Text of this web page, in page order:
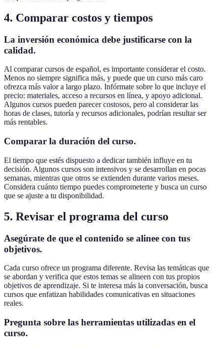
4. Comparar costos y tiempos
La inversión económica debe justificarse con la
calidad.
Al comparar cursos de español, es importante considerar el costo.
Menos no siempre significa más, y puede que un curso más caro
ofrezca más valor a largo plazo. Infórmate sobre lo que incluye el
precio: materiales, acceso a recursos en línea, y apoyo adicional.
Algunos cursos pueden parecer costosos, pero al considerar las
horas de clases, tutoría y recursos adicionales, podrían resultar ser
más rentables.
Comparar la duración del curso.
El tiempo que estés dispuesto a dedicar también influye en tu
decisión. Algunos cursos son intensivos y se desarrollan en pocas
semanas, mientras que otros se extienden durante varios meses.
Considera cuánto tiempo puedes comprometerte y busca un curso
que se ajuste a tu disponibilidad.
5. Revisar el programa del curso
Asegúrate de que el contenido se alinee con tus
objetivos.
Cada curso ofrece un programa diferente. Revisa las temáticas que
se abordan y verifica que estos temas se alineen con tus propios
objetivos de aprendizaje. Si te interesa más la conversación, busca
cursos que enfatizan habilidades comunicativas en situaciones
reales.
Pregunta sobre las herramientas utilizadas en el
curso.